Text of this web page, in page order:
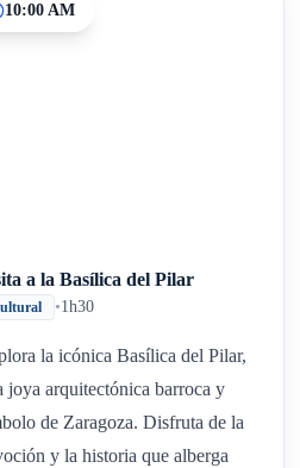
10:00 AM
a la Basílica del Pilar
•1h30
la icónica Basílica del Pilar,
joya arquitectónica barroca y
de Zaragoza. Disfruta de la
y la historia que alberga